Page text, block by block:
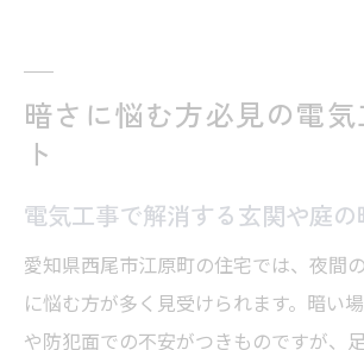
暗さに悩む方必見の電
ト
電気工事で解消する玄関や庭の
愛知県西尾市江原町の住宅では、夜間
に悩む方が多く見受けられます。暗い
や防犯面での不安がつきものですが、